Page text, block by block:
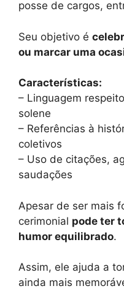
posse de cargos,
Seu objetivo é
ou marcar uma
Características:
– Linguagem
solene
– Referências à
coletivos
– Uso de citações,
saudações
Apesar de ser mais
cerimonial pode ter
humor equilibrado.
Assim, ele ajuda a
ainda mais